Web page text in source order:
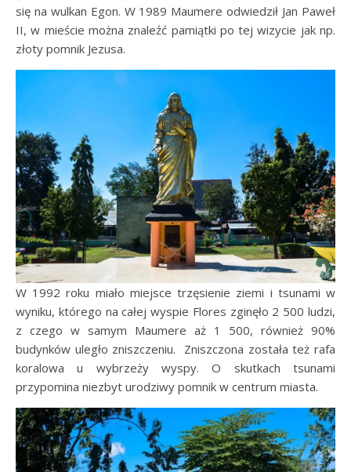
się na wulkan Egon. W 1989 Maumere odwiedził Jan Paweł
II, w mieście można znaleźć pamiątki po tej wizycie jak np.
złoty pomnik Jezusa.
W 1992 roku miało miejsce trzęsienie ziemi i tsunami w
wyniku, którego na całej wyspie Flores zginęło 2 500 ludzi,
z czego w samym Maumere aż 1 500, również 90%
budynków uległo zniszczeniu. Zniszczona została też rafa
koralowa u wybrzeży wyspy. O skutkach tsunami
przypomina niezbyt urodziwy pomnik w centrum miasta.